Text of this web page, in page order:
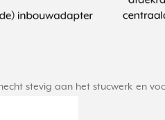
stevig aan het stucwerk en